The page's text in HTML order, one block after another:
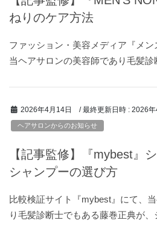
ねりのケア方法
ファッション・美容メディア『メン
当ヘアサロンの美容師であり毛髪
2026年4月14日 / 最終更新日時 : 2026年
ヘアサロンからのお知らせ
【記事監修】『mybest』
シャンプーの選び方
比較検証サイト『mybest』にて、
り毛髪診断士でもある藤巻正典が